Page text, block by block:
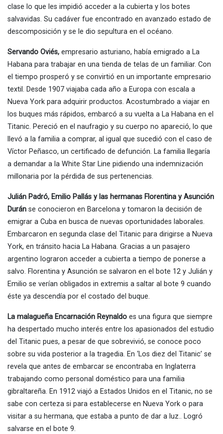
clase lo que les impidió acceder a la cubierta y los botes
salvavidas. Su cadáver fue encontrado en avanzado estado de
descomposición y se le dio sepultura en el océano.
Servando Oviés, empresario asturiano, había emigrado a La
Habana para trabajar en una tienda de telas de un familiar. Con
el tiempo prosperó y se convirtió en un importante empresario
textil. Desde 1907 viajaba cada año a Europa con escala a
Nueva York para adquirir productos. Acostumbrado a viajar en
los buques más rápidos, embarcó a su vuelta a La Habana en el
Titanic. Pereció en el naufragio y su cuerpo no apareció, lo que
llevó a la familia a comprar, al igual que sucedió con el caso de
Víctor Peñasco, un certificado de defunción. La familia llegaría
a demandar a la White Star Line pidiendo una indemnización
millonaria por la pérdida de sus pertenencias.
Julián Padró, Emilio Pallás y las hermanas Florentina y Asunción
Durán se conocieron en Barcelona y tomaron la decisión de
emigrar a Cuba en busca de nuevas oportunidades laborales.
Embarcaron en segunda clase del Titanic para dirigirse a Nueva
York, en tránsito hacia La Habana. Gracias a un pasajero
argentino lograron acceder a cubierta a tiempo de ponerse a
salvo. Florentina y Asunción se salvaron en el bote 12 y Julián y
Emilio se verían obligados in extremis a saltar al bote 9 cuando
éste ya descendía por el costado del buque.
La malagueña Encarnación Reynaldo es una figura que siempre
ha despertado mucho interés entre los apasionados del estudio
del Titanic pues, a pesar de que sobrevivió, se conoce poco
sobre su vida posterior a la tragedia. En ‘Los diez del Titanic’ se
revela que antes de embarcar se encontraba en Inglaterra
trabajando como personal doméstico para una familia
gibraltareña. En 1912 viajó a Estados Unidos en el Titanic, no se
sabe con certeza si para establecerse en Nueva York o para
visitar a su hermana, que estaba a punto de dar a luz.. Logró
salvarse en el bote 9.